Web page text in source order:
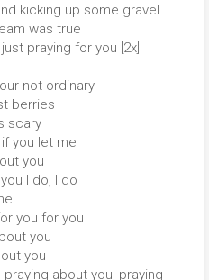
kicking up some gravel
was true
praying for you [2x]
not ordinary
berries
scary
you let me
you
I do, I do
you for you
you
you
about you, praying